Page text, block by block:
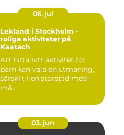
06. jul
Lekland i Stockholm -
roliga aktiviteter på
Kaatach
Att hitta rätt aktivitet för
barn kan vara en utmaning,
särskilt i en storstad med
m&...
03. jun